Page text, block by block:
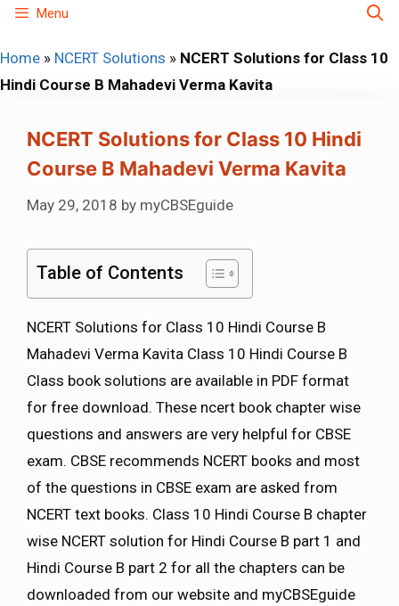
Skip
content
Menu
Home » NCERT Solutions » NCERT Solutions for Class 10
Hindi Course B Mahadevi Verma Kavita
NCERT Solutions for Class 10 Hindi
Course B Mahadevi Verma Kavita
May 29, 2018 by myCBSEguide
Table of Contents
NCERT Solutions for Class 10 Hindi Course B
Mahadevi Verma Kavita Class 10 Hindi Course B
Class book solutions are available in PDF format
for free download. These ncert book chapter wise
questions and answers are very helpful for CBSE
exam. CBSE recommends NCERT books and most
of the questions in CBSE exam are asked from
NCERT text books. Class 10 Hindi Course B chapter
wise NCERT solution for Hindi Course B part 1 and
Hindi Course B part 2 for all the chapters can be
downloaded from our website and myCBSEguide